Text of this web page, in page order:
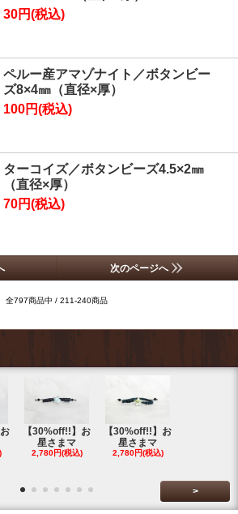
30円(税込)
ペルー産アマゾナイト／ボタンビー
ズ8×4㎜（直径×厚）
100円(税込)
ターコイズ／ボタンビーズ4.5×2㎜
（直径×厚）
70円(税込)
次のページへ
全797商品中 / 211-240商品
【30%off!!】お
星さまマ
2,780円(税込)
【30%off!!】お
星さまマ
2,780円(税込)
>